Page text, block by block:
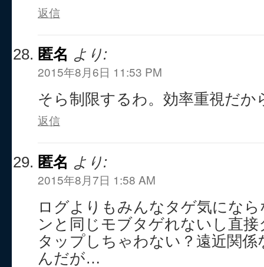
返信
匿名 より:
2015年8月6日 11:53 PM
そら制限するわ。効率重視だか
返信
匿名 より:
2015年8月7日 1:58 AM
ログよりもみんなタゲ気にな
ンと同じモブタゲれないし直
タップしちゃわない？遠近関
んだが…